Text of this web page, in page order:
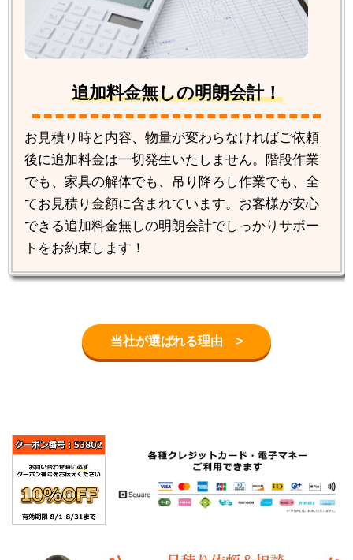
追加料金無しの明朗会計！
お見積り時と内容、物量が変わらなければご依頼
後に追加料金は一切発生いたしません。階段作業
でも、家具の解体でも、吊り降ろし作業でも、全
てお見積り金額に含まれています。お客様が安心
できる追加料金無しの明朗会計でしっかりサポー
トをお約束します！
当社が選ばれる理由 >